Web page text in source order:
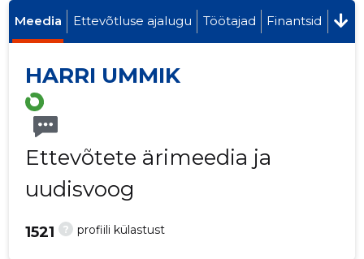
Meedia Ettevõtluse ajalugu Töötajad Finantsid
HARRI UMMIK
Ettevõtete ärimeedia ja
uudisvoog
? profiili külastust
1521